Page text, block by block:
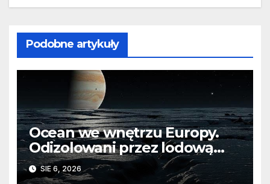
Podobne artykuły
Ocean we wnętrzu Europy.
Odizolowani przez lodową
barierę
SIE 6, 2026